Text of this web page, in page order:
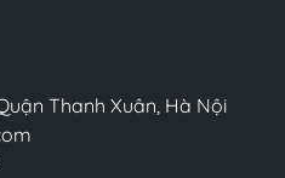
management, scientific,
and has published
studies with Harvard
At Kellogg, he directs
including Strategic
Thanh Xuân, Hà Nội